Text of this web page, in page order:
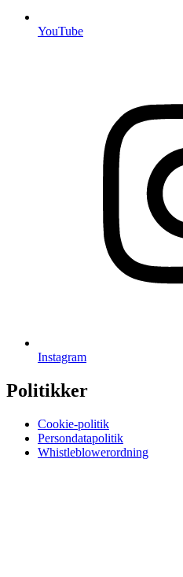
YouTube
Instagram
Politikker
Cookie-politik
Persondatapolitik
Whistleblowerordning